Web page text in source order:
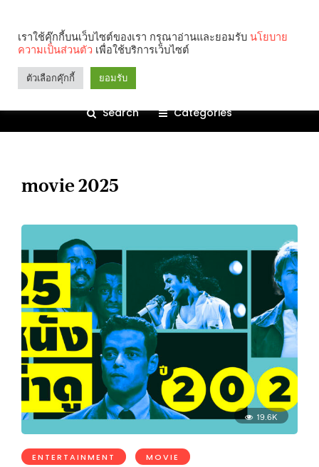
Search Categories
movie 2025
19.6K
ENTERTAINMENT MOVIE
เราใช้คุ๊กกี้บนเว็บไซต์ของเรา กรุณาอ่านและยอมรับ นโยบาย
ความเป็นส่วนตัว เพื่อใช้บริการเว็บไซต์
ตัวเลือกคุ๊กกี้ ยอมรับ